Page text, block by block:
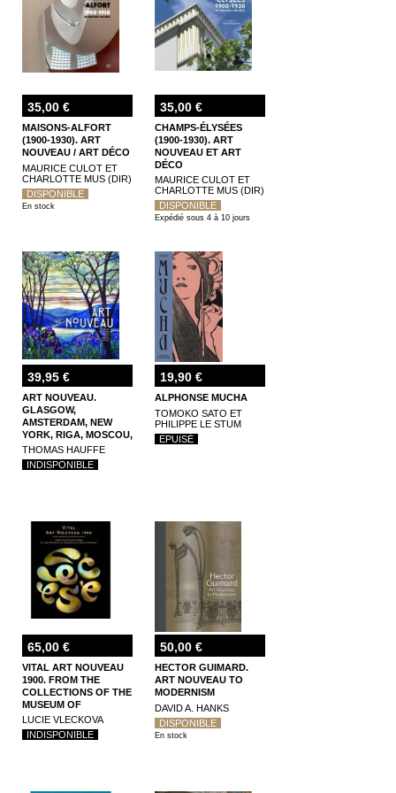
35,00 €
MAISONS-ALFORT
(1900-1930). ART
NOUVEAU / ART DÉCO
MAURICE CULOT ET
CHARLOTTE MUS (DIR)
DISPONIBLE
En stock
35,00 €
CHAMPS-ÉLYSÉES
(1900-1930). ART
NOUVEAU ET ART
DÉCO
MAURICE CULOT ET
CHARLOTTE MUS (DIR)
DISPONIBLE
Expédié sous 4 à 10 jours
39,95 €
ART NOUVEAU.
GLASGOW,
AMSTERDAM, NEW
YORK, RIGA, MOSCOU,
CHICAGO
THOMAS HAUFFE
INDISPONIBLE
19,90 €
ALPHONSE MUCHA
TOMOKO SATO ET
PHILIPPE LE STUM
EPUISÉ
65,00 €
VITAL ART NOUVEAU
1900. FROM THE
COLLECTIONS OF THE
MUSEUM OF
DECORATIVE ARTS IN
PRAGUE
LUCIE VLECKOVA
INDISPONIBLE
50,00 €
HECTOR GUIMARD.
ART NOUVEAU TO
MODERNISM
DAVID A. HANKS
DISPONIBLE
En stock